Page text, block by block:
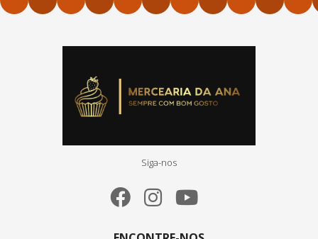
Siga-nos